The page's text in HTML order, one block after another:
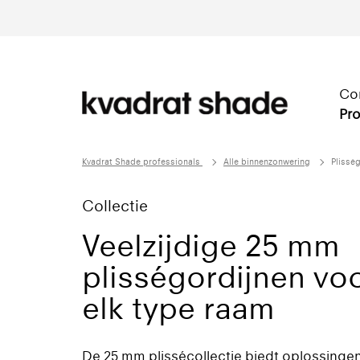
Kvadrat Shade professionals Alle binnenzonwering
Collectie
Veelzijdige 25 mm
plisségordijnen
elk type raam
De 25 mm plissécollectie biedt